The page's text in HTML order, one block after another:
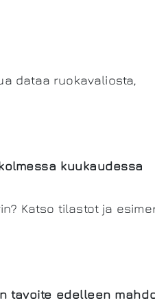
dataa ruokavaliosta,
kuukaudessa
Katso tilastot ja
tavoite edelleen